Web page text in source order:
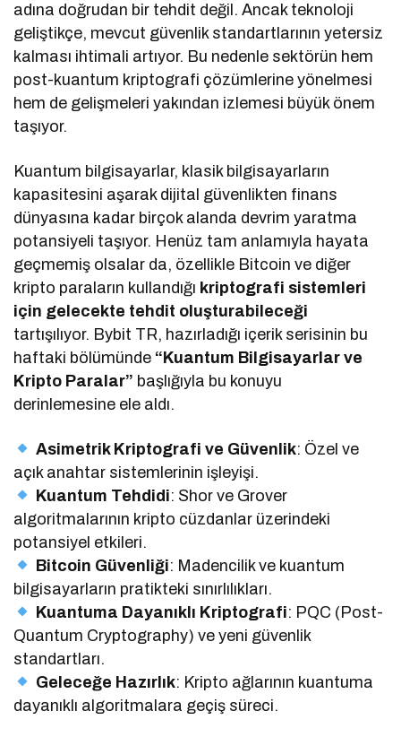
adına doğrudan bir tehdit değil. Ancak teknoloji
geliştikçe, mevcut güvenlik standartlarının yetersiz
kalması ihtimali artıyor. Bu nedenle sektörün hem
post-kuantum kriptografi çözümlerine yönelmesi
hem de gelişmeleri yakından izlemesi büyük önem
taşıyor.
Kuantum bilgisayarlar, klasik bilgisayarların
kapasitesini aşarak dijital güvenlikten finans
dünyasına kadar birçok alanda devrim yaratma
potansiyeli taşıyor. Henüz tam anlamıyla hayata
geçmemiş olsalar da, özellikle Bitcoin ve diğer
kripto paraların kullandığı kriptografi sistemleri
için gelecekte tehdit oluşturabileceği
tartışılıyor. Bybit TR, hazırladığı içerik serisinin bu
haftaki bölümünde “Kuantum Bilgisayarlar ve
Kripto Paralar” başlığıyla bu konuyu
derinlemesine ele aldı.
Asimetrik Kriptografi ve Güvenlik: Özel ve
açık anahtar sistemlerinin işleyişi.
Kuantum Tehdidi: Shor ve Grover
algoritmalarının kripto cüzdanlar üzerindeki
potansiyel etkileri.
Bitcoin Güvenliği: Madencilik ve kuantum
bilgisayarların pratikteki sınırlılıkları.
Kuantuma Dayanıklı Kriptografi: PQC (Post-
Quantum Cryptography) ve yeni güvenlik
standartları.
Geleceğe Hazırlık: Kripto ağlarının kuantuma
dayanıklı algoritmalara geçiş süreci.